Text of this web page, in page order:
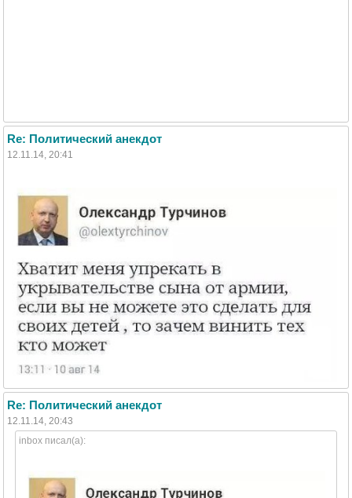
Re: Политический анекдот
12.11.14, 20:41
Re: Политический анекдот
12.11.14, 20:43
inbox писал(а):